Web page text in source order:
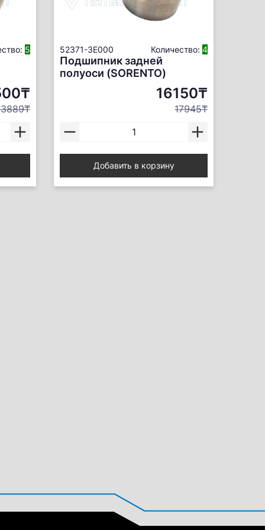
5 52371-3E000 Количество: 4
Подшипник задней
полуоси (SORENTO)
16150₸
17945₸
Добавить в корзину